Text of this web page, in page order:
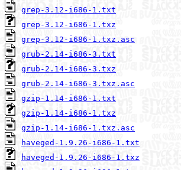
grep-3.12-i686-1.txt
grep-3.12-i686-1.txz
grep-3.12-i686-1.txz.asc
grub-2.14-i686-3.txt
grub-2.14-i686-3.txz
grub-2.14-i686-3.txz.asc
gzip-1.14-i686-1.txt
gzip-1.14-i686-1.txz
gzip-1.14-i686-1.txz.asc
haveged-1.9.26-i686-1.txt
haveged-1.9.26-i686-1.txz